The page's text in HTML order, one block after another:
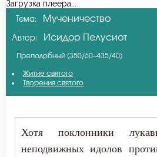
Бедность
Безмолвие
Беседа
Благодарность
А-я
Амвросий Оптинский
Варсонофий Оптинский
Василий Великий
Григорий Богослов
Григорий Нисский
Загрузка плеера...
Тема: Мученичество
Автор: Исидор Пелусиот
Преподобный (350/60–435/40)
Житие святого
Творения святого
Хотя поклонники
неподвижных идолов